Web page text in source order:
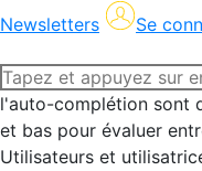
Newsletters
Se
Recherche
:l'auto-complétion sont
et bas pour évaluer
Utilisateurs et